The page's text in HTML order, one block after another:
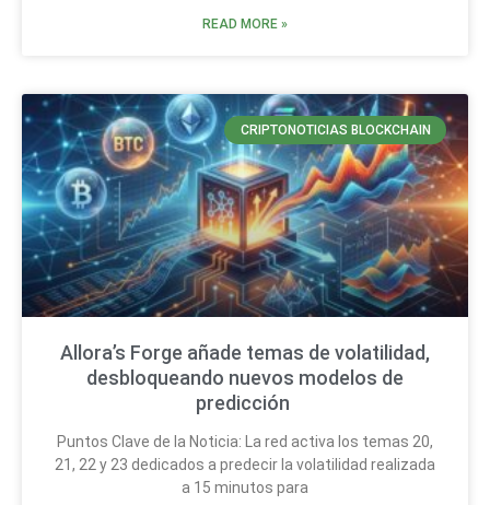
READ MORE »
CRIPTONOTICIAS BLOCKCHAIN
Allora’s Forge añade temas de volatilidad,
desbloqueando nuevos modelos de
predicción
Puntos Clave de la Noticia: La red activa los temas 20,
21, 22 y 23 dedicados a predecir la volatilidad realizada
a 15 minutos para